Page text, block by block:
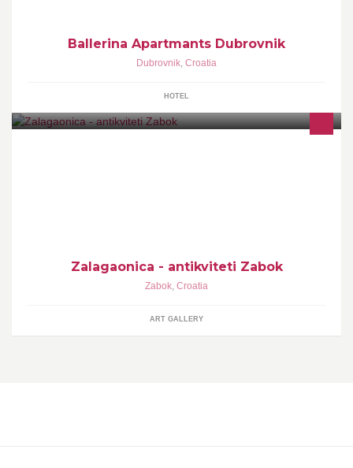
Ballerina Apartmants Dubrovnik
Dubrovnik, Croatia
HOTEL
Zalagaonica - antikviteti Zabok
Zabok, Croatia
ART GALLERY